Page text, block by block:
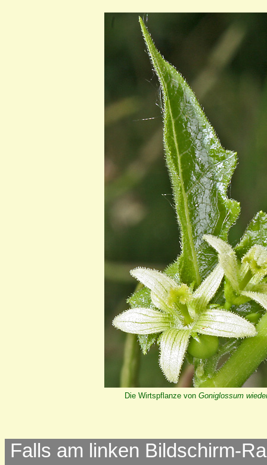
Die Wirtspflanze von Goniglossum
Falls am linken Bildschirm-